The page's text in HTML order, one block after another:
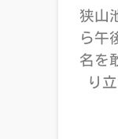
狭山
ら午
名を
り